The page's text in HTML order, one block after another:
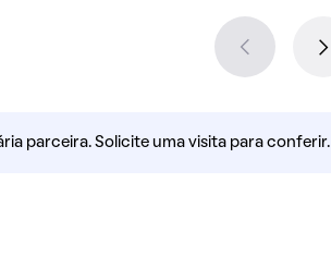
parceira. Solicite uma visita para conferir.